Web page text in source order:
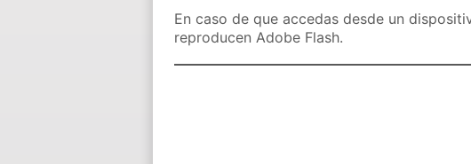
En caso de que accedas desde un
reproducen Adobe Flash.